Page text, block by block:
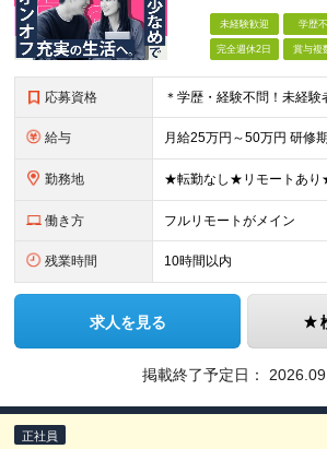
未経験歓迎 学歴
完全週休2日 賞与複
応募資格
給与
勤務地
働き方 フルリモートがメイン
残業時間 10時間以内
求人を見る
掲載終了予定日：
正社員